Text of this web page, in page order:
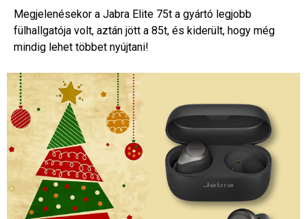
Megjelenésekor a Jabra Elite 75t a gyártó legjobb
fülhallgatója volt, aztán jött a 85t, és kiderült, hogy még
mindig lehet többet nyújtani!